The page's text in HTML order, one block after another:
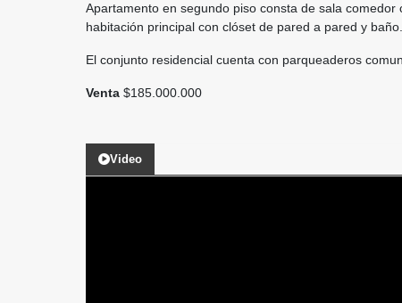
Apartamento en segundo piso consta de sala
habitación principal con clóset de pared a pared y baño.
El conjunto residencial cuenta con parqueaderos
Venta $185.000.000
Video